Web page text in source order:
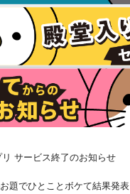
サービス終了のお知らせ
題でひとことボケて結果発表